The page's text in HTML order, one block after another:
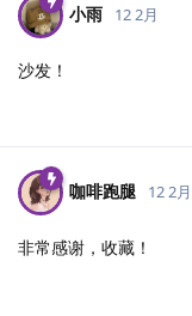
小雨 12 2月
沙发！
咖啡跑腿 12 2月
非常感谢，收藏！